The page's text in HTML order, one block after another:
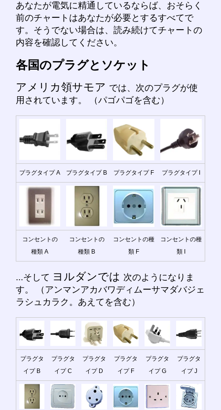
あなたが電気に精通しているならば、おそらく
前のチャートはあなたが必要とするすべてで
す。そうでない場合は、読み続けてチャートの
内容を確認してください。
各国のプラグとソケット
アメリカ領サモア では、次のプラグが使
用されています。 （パゴパゴを含む）
プラグタイプ A プラグタイプ B プラグタイプ F プラグタイプ I
コンセントの
種類 A
コンセントの
種類 B
コンセントの種
類 F
コンセントの種
類 I
...そして ヨルダンでは 次のようになりま
す。 （アンマンアカバワディムーサマダバジェ
ラシュカラク。あえてを含む）
プラグタ
イプ B
プラグタ
イプ C
プラグタ
イプ D
プラグタ
イプ F
プラグタ
イプ G
プラグタ
イプ J